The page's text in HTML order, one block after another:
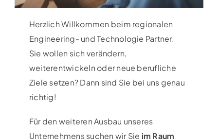
Herzlich Willkommen beim regionalen
Engineering- und Technologie Partner.
Sie wollen sich verändern,
weiterentwickeln oder neue berufliche
Ziele setzen? Dann sind Sie bei uns genau
richtig!
Für den weiteren Ausbau unseres
Unternehmens suchen wir Sie im Raum